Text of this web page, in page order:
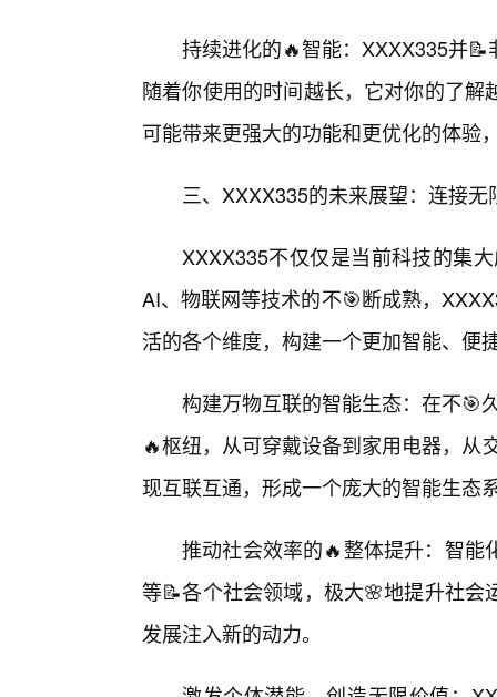
持续进化的🔥智能：XXXX335并
随着你使用的时间越长，它对你的了
可能带来更强大的功能和更优化的体验
三、XXXX335的未来展望：连接
XXXX335不仅仅是当前科技的集
AI、物联网等技术的不🎯断成熟，
活的各个维度，构建一个更加智能、便
构建万物互联的智能生态：在不🎯
🔥枢纽，从可穿戴设备到家用电器，从
现互联互通，形成一个庞大的智能生态
推动社会效率的🔥整体提升：智能
等📝各个社会领域，极大🌸地提升社
发展注入新的动力。